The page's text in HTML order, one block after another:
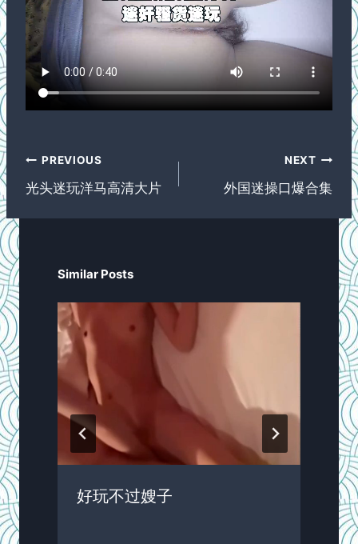
PostPREVIOUS
光头迷玩洋马高清大片
NEXT
外国迷操口爆合集
Similar Posts
好玩不过嫂子